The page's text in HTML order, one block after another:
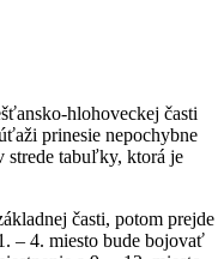
hlohoveckej časti
prinesie nepochybne
strede tabuľky, ktorá je
časti, potom prejde
– 4. miesto bude bojovať